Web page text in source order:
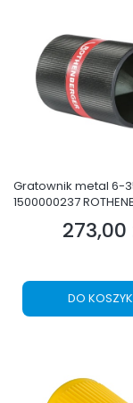
Gratownik metal 6-
1500000237
Cena
273,00
DO